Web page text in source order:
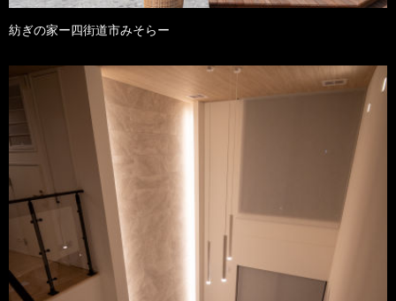
紡ぎの家ー四街道市みそらー